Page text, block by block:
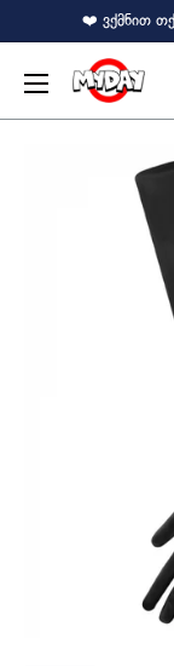
❤️ ვქმნით
MyDay